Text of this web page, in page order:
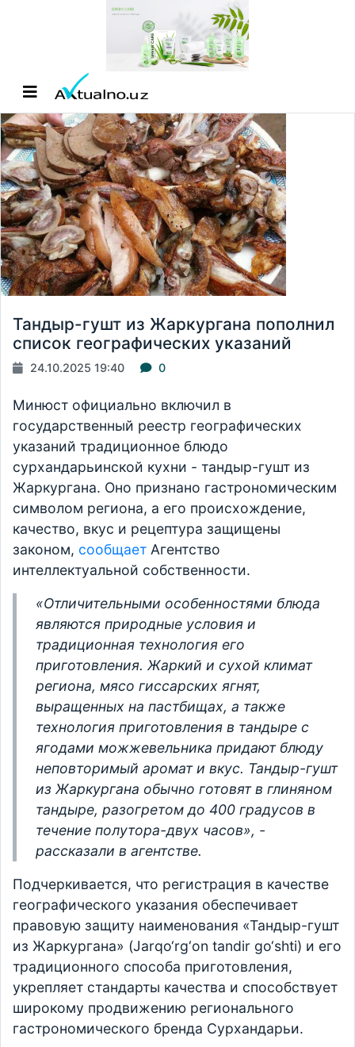
Тандыр-гушт из Жаркургана пополнил
список географических указаний
24.10.2025 19:40 0
Минюст официально включил в
государственный реестр географических
указаний традиционное блюдо
сурхандарьинской кухни - тандыр-гушт из
Жаркургана. Оно признано гастрономическим
символом региона, а его происхождение,
качество, вкус и рецептура защищены
законом, сообщает Агентство
интеллектуальной собственности.
«Отличительными особенностями блюда
являются природные условия и
традиционная технология его
приготовления. Жаркий и сухой климат
региона, мясо гиссарских ягнят,
выращенных на пастбищах, а также
технология приготовления в тандыре с
ягодами можжевельника придают блюду
неповторимый аромат и вкус. Тандыр-гушт
из Жаркургана обычно готовят в глиняном
тандыре, разогретом до 400 градусов в
течение полутора-двух часов», -
рассказали в агентстве.
Подчеркивается, что регистрация в качестве
географического указания обеспечивает
правовую защиту наименования «Тандыр-гушт
из Жаркургана» (Jarqo‘rg‘on tandir go‘shti) и его
традиционного способа приготовления,
укрепляет стандарты качества и способствует
широкому продвижению регионального
гастрономического бренда Сурхандарьи.